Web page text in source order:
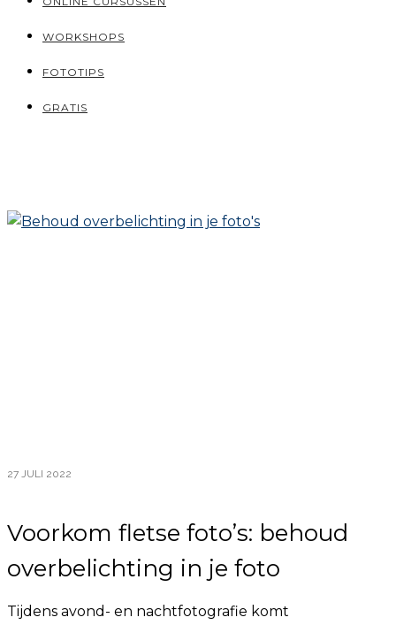
WORKSHOPS
FOTOTIPS
GRATIS
27 JULI 2022
Voorkom fletse foto’s: behoud
overbelichting in je foto
Tijdens avond- en nachtfotografie komt